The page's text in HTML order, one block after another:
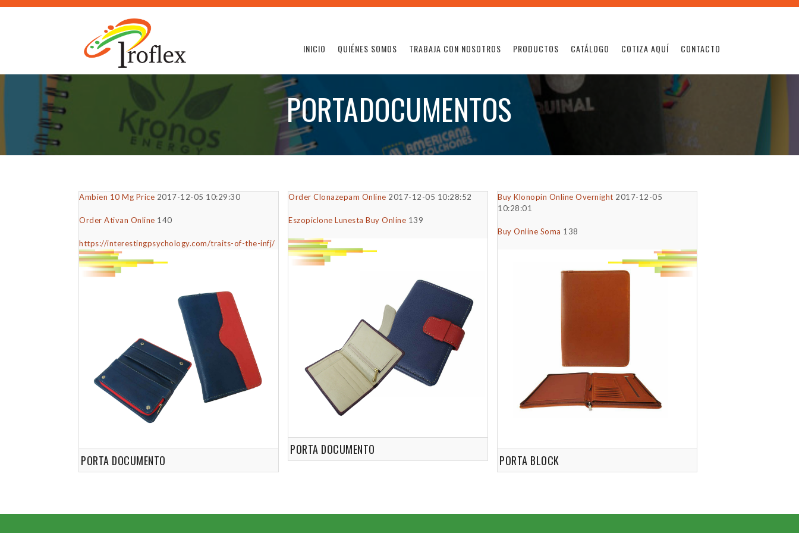
INICIO QUIÉNES SOMOS TRABAJA CON NOSOTROS PRODUCTOS CATÁLOGO COTIZA AQUÍ CONTACTO
PORTADOCUMENTOS
Ambien 10 Mg Price 2017-12-05 10:29:30
Order Ativan Online 140
https://interestingpsychology.com/traits-of-the-infj/
PORTA DOCUMENTO
Order Clonazepam Online 2017-12-05 10:28:52
Eszopiclone Lunesta Buy Online 139
PORTA DOCUMENTO
Buy Klonopin Online Overnight 2017-12-05
10:28:01
Buy Online Soma 138
PORTA BLOCK